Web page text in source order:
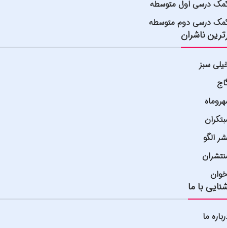
درسی اول متوسطه
درسی دوم متوسطه
ناشران
سبز
الگو
با ما
ما